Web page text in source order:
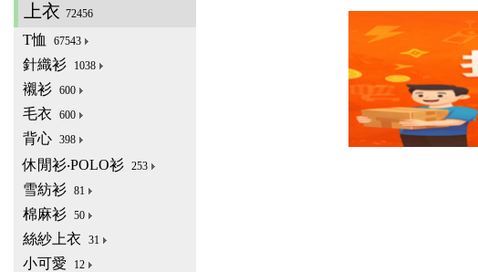
上衣 72456
T恤 67543
針織衫 1038
襯衫 600
毛衣 600
背心 398
休閒衫‧POLO衫 253
雪紡衫 81
棉麻衫 50
絲紗上衣 31
小可愛 12